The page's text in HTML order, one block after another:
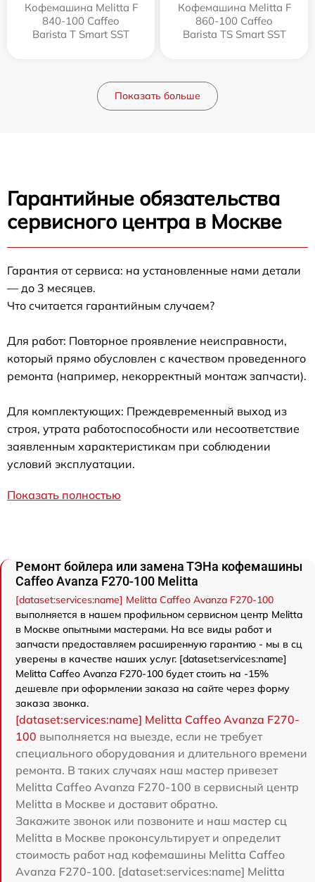
Кофемашина Melitta F
840-100 Caffeo
Barista T Smart SST
Кофемашина Melitta F
860-100 Caffeo
Barista TS Smart SST
Показать больше
Гарантийные обязательства
сервисного центра в Москве
Гарантия от сервиса: на установленные нами детали
— до 3 месяцев.
Что считается гарантийным случаем?
Для работ: Повторное проявление неисправности,
который прямо обусловлен с качеством проведенного
ремонта (например, некорректный монтаж запчасти).
Для комплектующих: Преждевременный выход из
строя, утрата работоспособности или несоответствие
заявленным характеристикам при соблюдении
условий эксплуатации.
Показать полностью
Ремонт бойлера или замена ТЭНа кофемашины
Caffeo Avanza F270-100 Melitta
[dataset:services:name] Melitta Caffeo Avanza F270-100
выполняется в нашем профильном сервисном центр Melitta
в Москве опытными мастерами. На все виды работ и
запчасти предоставляем расширенную гарантию - мы в сц
уверены в качестве наших услуг. [dataset:services:name]
Melitta Caffeo Avanza F270-100 будет стоить на -15%
дешевле при оформлении заказа на сайте через форму
заказа звонка.
[dataset:services:name] Melitta Caffeo Avanza F270-
100 выполняется на выезде, если не требует
специального оборудования и длительного времени
ремонта. В таких случаях наш мастер привезет
Melitta Caffeo Avanza F270-100 в сервисный центр
Melitta в Москве и доставит обратно.
Закажите звонок или позвоните и наш мастер сц
Melitta в Москве проконсультирует и определит
стоимость работ над кофемашины Melitta Caffeo
Avanza F270-100. [dataset:services:name] Melitta